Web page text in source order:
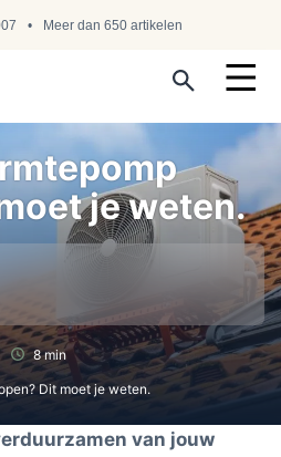
Meer dan 650 artikelen
je weten.
8 min
Dit moet je weten.
van jouw